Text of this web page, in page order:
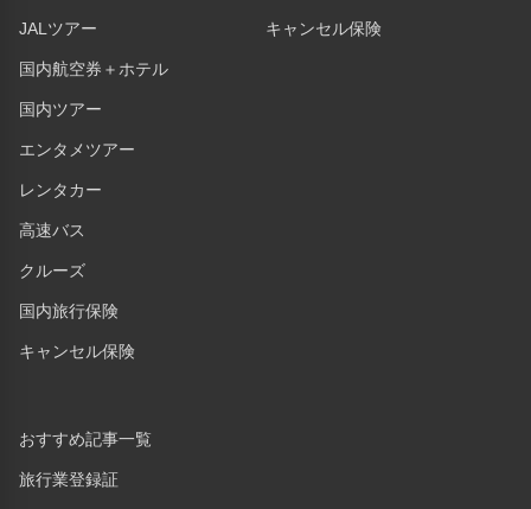
JALツアー
国内航空券＋ホテル
国内ツアー
エンタメツアー
レンタカー
高速バス
クルーズ
国内旅行保険
キャンセル保険
キャンセル保険
おすすめ記事一覧
旅行業登録証